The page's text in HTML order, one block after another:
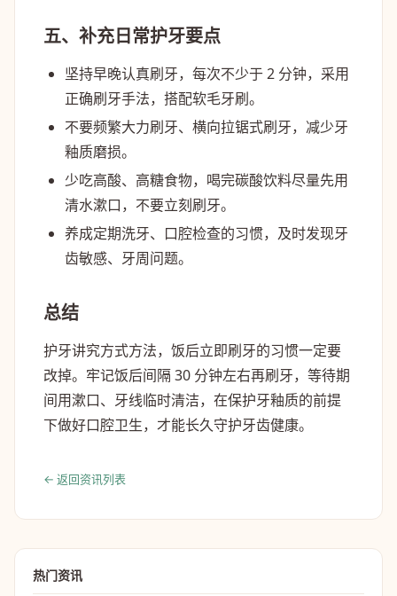
五、补充日常护牙要点
坚持早晚认真刷牙，每次不少于 2 分钟，采用
正确刷牙手法，搭配软毛牙刷。
不要频繁大力刷牙、横向拉锯式刷牙，减少牙
釉质磨损。
少吃高酸、高糖食物，喝完碳酸饮料尽量先用
清水漱口，不要立刻刷牙。
养成定期洗牙、口腔检查的习惯，及时发现牙
齿敏感、牙周问题。
总结
护牙讲究方式方法，饭后立即刷牙的习惯一定要
改掉。牢记饭后间隔 30 分钟左右再刷牙，等待期
间用漱口、牙线临时清洁，在保护牙釉质的前提
下做好口腔卫生，才能长久守护牙齿健康。
← 返回资讯列表
热门资讯